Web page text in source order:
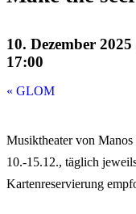
10. Dezember
17:00
« GLOM
Musiktheater von Manos
10.-15.12., täglich
Kartenreservierung